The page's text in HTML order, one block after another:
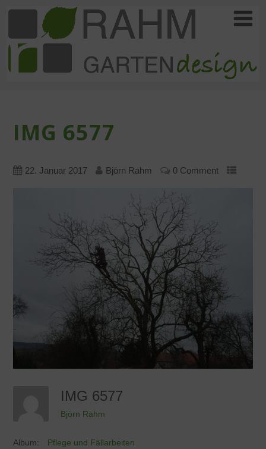
IMG 6577
22. Januar 2017 Björn Rahm 0 Comment
IMG 6577
Björn Rahm
Album: Pflege und Fällarbeiten